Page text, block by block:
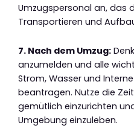
Umzugspersonal an, das
Transportieren und
7. Nach dem Umzug:
anzumelden und alle
Strom, Wasser und
beantragen. Nutze die
gemütlich einzurichten
Umgebung einzuleben.